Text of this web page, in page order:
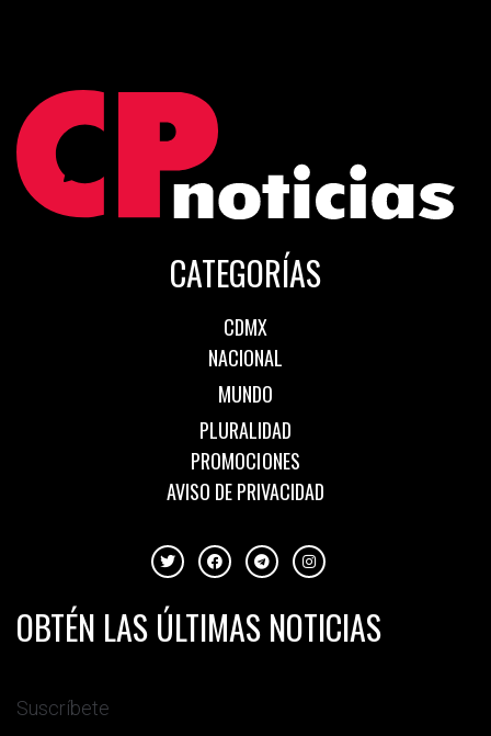
CATEGORÍAS
CDMX
NACIONAL
MUNDO
PLURALIDAD
PROMOCIONES
AVISO DE PRIVACIDAD
OBTÉN LAS ÚLTIMAS NOTICIAS
Suscríbete